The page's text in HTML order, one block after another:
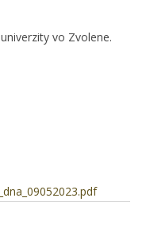
vo Zvolene.